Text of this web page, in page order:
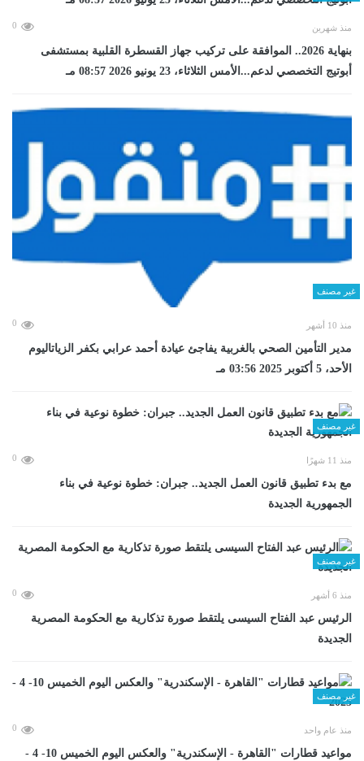
منذ شهرين 0
بنهاية 2026.. الموافقة على تركيب جهاز القسطرة القلبية بمستشفى
أبوتيج التخصصي لدعم...الأمس الثلاثاء، 23 يونيو 2026 08:57 مـ
غير مصنف
منذ 10 أشهر 0
مدير التأمين الصحي بالغربية يفاجئ عيادة أحمد عرابي بكفر الزياتاليوم
الأحد، 5 أكتوبر 2025 03:56 مـ
غير مصنف
منذ 11 شهرًا 0
مع بدء تطبيق قانون العمل الجديد.. جبران: خطوة نوعية في بناء
الجمهورية الجديدة
غير مصنف
منذ 6 أشهر 0
الرئيس عبد الفتاح السيسى يلتقط صورة تذكارية مع الحكومة المصرية
الجديدة
غير مصنف
منذ عام واحد 0
مواعيد قطارات "القاهرة - الإسكندرية" والعكس اليوم الخميس 10- 4 -